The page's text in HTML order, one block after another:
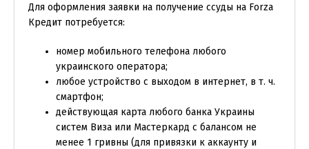
Для оформления заявки на получение ссуды на Forza
Кредит потребуется:
номер мобильного телефона любого
украинского оператора;
любое устройство с выходом в интернет, в т. ч.
смартфон;
действующая карта любого банка Украины
систем Виза или Мастеркард с балансом не
менее 1 гривны (для привязки к аккаунту и